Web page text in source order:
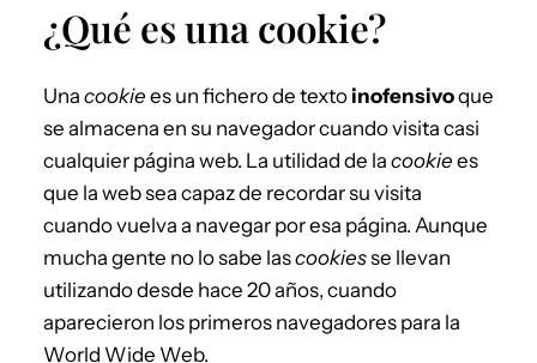
¿Qué es una cookie?
Una cookie es un fichero de texto inofensivoque
se almacena en su navegador cuando visita casi
cualquier página web. La utilidad de la cookie es
que la web sea capaz de recordar su visita
cuando vuelva a navegar por esa página. Aunque
mucha gente no lo sabe lascookiesse llevan
utilizando desde hace 20 años, cuando
aparecieron los primeros navegadores para la
World Wide Web.